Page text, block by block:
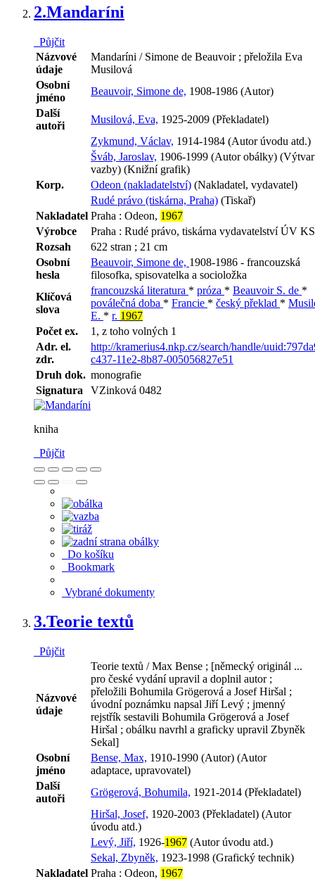
2.Mandaríni
Půjčit
Názvové
údaje
Mandaríni / Simone de Beauvoir ; přeložila Eva
Musilová
Osobní
jméno
Beauvoir, Simone de, 1908-1986 (Autor)
Další
autoři
Musilová, Eva, 1925-2009 (Překladatel)
Zykmund, Václav, 1914-1984 (Autor úvodu atd.)
Šváb, Jaroslav, 1906-1999 (Autor obálky)
vazby) (Knižní grafik)
Korp.
Odeon (nakladatelství) (Nakladatel, vydavatel)
Rudé právo (tiskárna, Praha) (Tiskař)
Nakladatel Praha : Odeon, 1967
Výrobce
Praha : Rudé právo, tiskárna vydavatelství ÚV
Rozsah
622 stran ; 21 cm
Osobní
hesla
Beauvoir, Simone de, 1908-1986 - francouzská
filosofka, spisovatelka a socioložka
Klíčová
slova
francouzská literatura * próza * Beauvoir S. de *
poválečná doba * Francie * český překlad *
E. * r. 1967
Počet ex.
1, z toho volných 1
Adr. el.
zdr.
http://kramerius4.nkp.cz/search/handle/
c437-11e2-8b87-005056827e51
Druh dok. monografie
Signatura
VZinková 0482
kniha
Půjčit
Do košíku
Bookmark
Vybrané dokumenty
3.Teorie textů
Půjčit
Názvové
údaje
Teorie textů / Max Bense ; [německý originál ...
pro české vydání upravil a doplnil autor ;
přeložili Bohumila Grögerová a Josef Hiršal ;
úvodní poznámku napsal Jiří Levý ; jmenný
rejstřík sestavili Bohumila Grögerová a Josef
Hiršal ; obálku navrhl a graficky upravil Zbyněk
Sekal]
Osobní
jméno
Bense, Max, 1910-1990 (Autor) (Autor
adaptace, upravovatel)
Další
autoři
Grögerová, Bohumila, 1921-2014 (Překladatel)
Hiršal, Josef, 1920-2003 (Překladatel) (Autor
úvodu atd.)
Levý, Jiří, 1926-1967 (Autor úvodu atd.)
Sekal, Zbyněk, 1923-1998 (Grafický technik)
Nakladatel Praha : Odeon, 1967